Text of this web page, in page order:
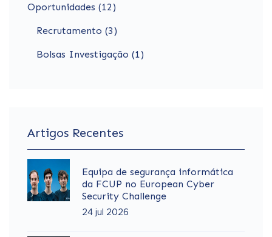
Oportunidades (12)
Recrutamento (3)
Bolsas Investigação (1)
Artigos Recentes
Equipa de segurança informática
da FCUP no European Cyber
Security Challenge
24 jul 2026